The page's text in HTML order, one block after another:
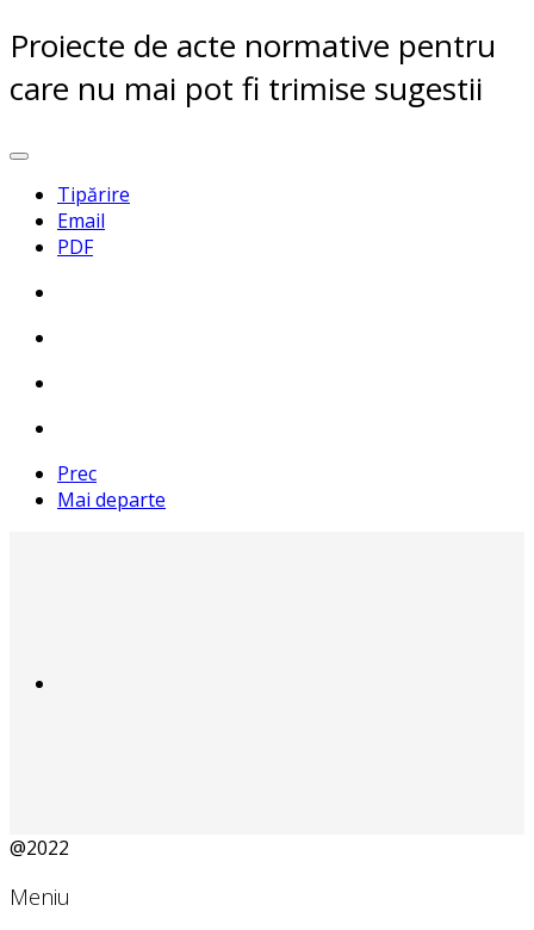
Proiecte de acte normative pentru
care nu mai pot fi trimise sugestii
Tipărire
Email
PDF
Prec
Mai departe
@2022
Meniu